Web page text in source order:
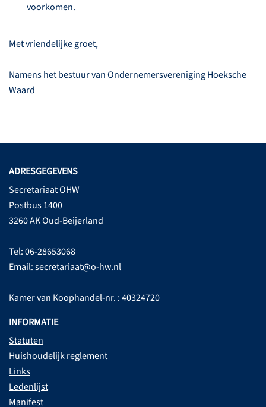
voorkomen.
Met vriendelijke groet,
Namens het bestuur van Ondernemersvereniging Hoeksche
Waard
ADRESGEGEVENS
Secretariaat OHW
Postbus 1400
3260 AK Oud-Beijerland
Tel: 06-28653068
Email:secretariaat@o-hw.nl
Kamer van Koophandel-nr. : 40324720
INFORMATIE
Statuten
Huishoudelijk reglement
Links
Ledenlijst
Manifest